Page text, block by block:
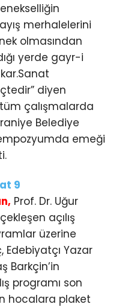
merhalelerini
olmasından
yerde gayr-i
diyen
çalışmalarda
Belediye
emeği
Prof. Dr. Uğur
açılış
üzerine
Edebiyatçı Yazar
Barkçin’in
programı son
hocalara plaket